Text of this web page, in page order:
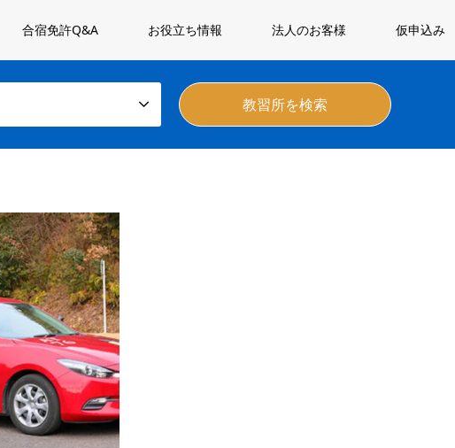
合宿免許Q&A お役立ち情報 法人のお客様 仮申込み